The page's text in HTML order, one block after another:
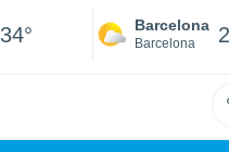
34° Barcelona
Barcelona